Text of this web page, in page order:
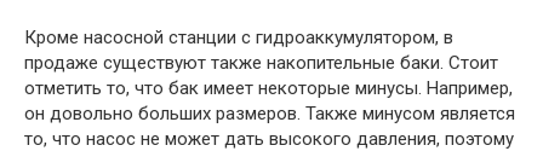
Кроме насосной станции с гидроаккумулятором, в
продаже существуют также накопительные баки. Стоит
отметить то, что бак имеет некоторые минусы. Например,
он довольно больших размеров. Также минусом является
то, что насос не может дать высокого давления, поэтому